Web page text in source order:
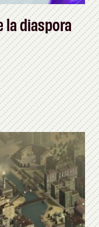
la diaspora